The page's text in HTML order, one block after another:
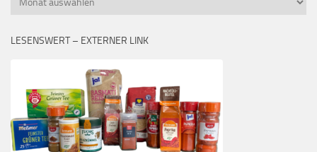
LESENSWERT – EXTERNER LINK